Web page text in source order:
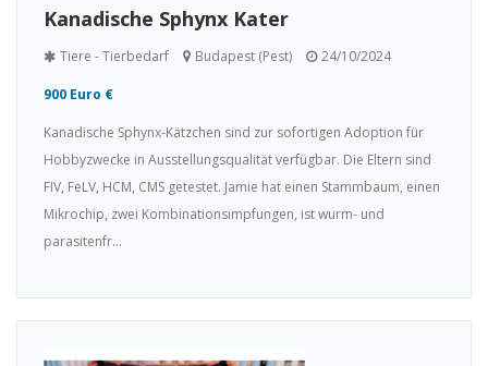
Kanadische Sphynx Kater
Tiere - Tierbedarf Budapest (Pest) 24/10/2024
900 Euro €
Kanadische Sphynx-Kätzchen sind zur sofortigen Adoption für
Hobbyzwecke in Ausstellungsqualität verfügbar. Die Eltern sind
FIV, FeLV, HCM, CMS getestet. Jamie hat einen Stammbaum, einen
Mikrochip, zwei Kombinationsimpfungen, ist wurm- und
parasitenfr...